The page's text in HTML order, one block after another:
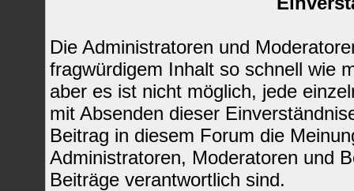
Die Administratoren und
fragwürdigem Inhalt so schnell wie
aber es ist nicht möglich, jede
mit Absenden dieser
Beitrag in diesem Forum die
Administratoren, Moderatoren und
Beiträge verantwortlich sind.